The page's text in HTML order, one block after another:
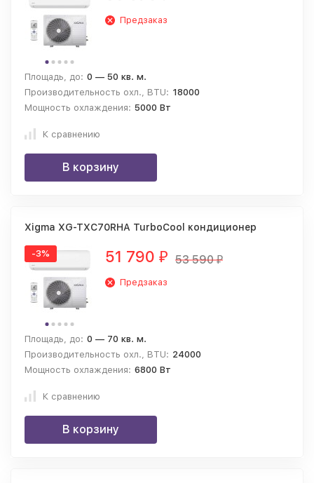
Предзаказ
Площадь, до: 0 — 50 кв. м.
Производительность охл., BTU: 18000
Мощность охлаждения: 5000 Вт
К сравнению
В корзину
Xigma XG-TXC70RHA TurboCool кондиционер
-3% 51 790 ₽ 53 590 ₽
Предзаказ
Площадь, до: 0 — 70 кв. м.
Производительность охл., BTU: 24000
Мощность охлаждения: 6800 Вт
К сравнению
В корзину